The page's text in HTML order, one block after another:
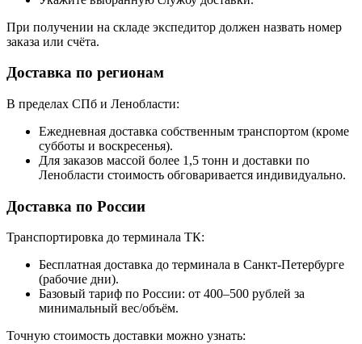
При получении на складе экспедитор должен назвать номер
заказа или счёта.
Доставка по регионам
В пределах СПб и Ленобласти:
Ежедневная доставка собственным транспортом (кроме
субботы и воскресенья).
Для заказов массой более 1,5 тонн и доставки по
Ленобласти стоимость обговаривается индивидуально.
Доставка по России
Транспортировка до терминала ТК:
Бесплатная доставка до терминала в Санкт-Петербурге
(рабочие дни).
Базовый тариф по России: от 400–500 рублей за
минимальный вес/объём.
Точную стоимость доставки можно узнать: